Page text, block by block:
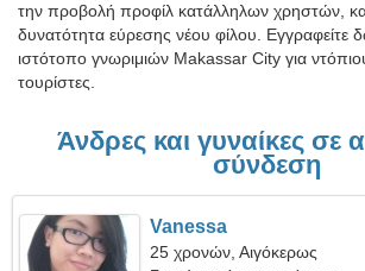
την προβολή προφίλ κατάλληλων χρηστών,
δυνατότητα εύρεσης νέου φίλου. Εγγραφείτε
ιστότοπο γνωριμιών Makassar City για
τουρίστες.
Άνδρες και γυναίκες σε
σύνδεση
Vanessa
25 χρονών, Αιγόκερως